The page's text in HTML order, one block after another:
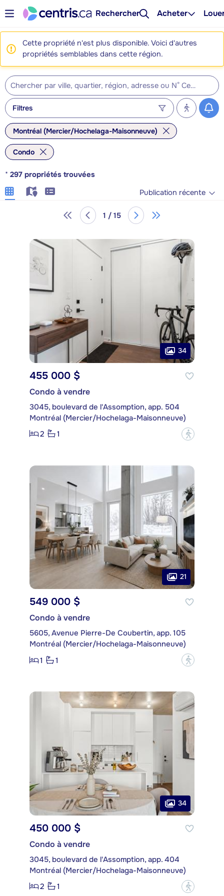
Rechercher Acheter
Cette propriété n'est plus disponible. Voici d'autres
propriétés semblables dans cette région.
Filtres
Montréal (Mercier/Hochelaga-Maisonneuve)
Condo
* 297 propriétés trouvées
Publication récente
1 / 15
34
455 000 $
Condo à vendre
3045, boulevard de l'Assomption, app. 504
Montréal (Mercier/Hochelaga-Maisonneuve)
2
1 ?
21
549 000 $
Condo à vendre
5605, Avenue Pierre-De Coubertin, app. 105
Montréal (Mercier/Hochelaga-Maisonneuve)
1
1 ?
34
450 000 $
Condo à vendre
3045, boulevard de l'Assomption, app. 404
Montréal (Mercier/Hochelaga-Maisonneuve)
2
1 ?